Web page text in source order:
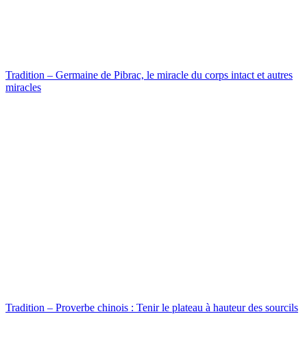
Tradition – Germaine de Pibrac, le miracle du corps intact et autres
miracles
Tradition – Proverbe chinois : Tenir le plateau à hauteur des sourcils